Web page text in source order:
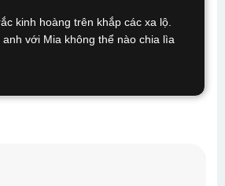
kinh hoàng trên khắp các xa lộ.
với Mia không thể nào chia lìa